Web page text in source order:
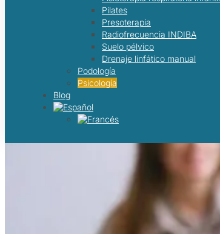
Pilates
Presoterapia
Radiofrecuencia INDIBA
Suelo pélvico
Drenaje linfático manual
Podología
Psicología
Blog